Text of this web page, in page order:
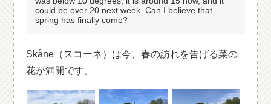
could be over 20 next week. Can I believe that
spring has finally come?
Skåne（スコーネ）は今、春の訪れを告げる菜の
花が満開です。